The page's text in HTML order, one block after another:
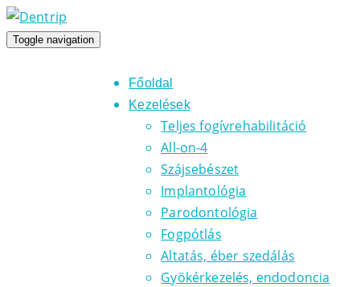
Toggle navigation
Főoldal
Kezelések
Teljes fogívrehabilitáció
All-on-4
Szájsebészet
Implantológia
Parodontológia
Fogpótlás
Altatás, éber szedálás
Gyökérkezelés, endodoncia